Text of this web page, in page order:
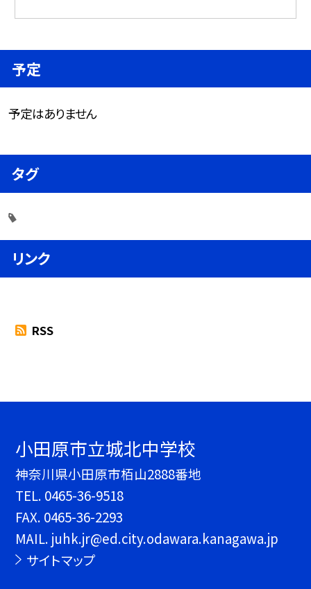
予定
予定はありません
タグ
リンク
RSS
小田原市立城北中学校
神奈川県小田原市栢山2888番地
TEL. 0465-36-9518
FAX. 0465-36-2293
MAIL. juhk.jr@ed.city.odawara.kanagawa.jp
サイトマップ